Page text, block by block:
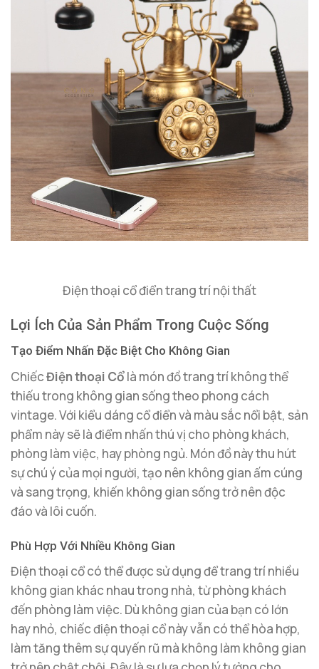
Điện thoại cổ điển trang trí nội thất
Lợi Ích Của Sản Phẩm Trong Cuộc Sống
Tạo Điểm Nhấn Đặc Biệt Cho Không Gian
ChiếcĐiện thoại Cổlà món đồ trang trí không thể
thiếu trong không gian sống theo phong cách
vintage. Với kiểu dáng cổ điển và màu sắc nổi bật, sản
phẩm này sẽ là điểm nhấn thú vị cho phòng khách,
phòng làm việc, hay phòng ngủ. Món đồ này thu hút
sự chú ý của mọi người, tạo nên không gian ấm cúng
và sang trọng, khiến không gian sống trở nên độc
đáo và lôi cuốn.
Phù Hợp Với Nhiều Không Gian
Điện thoại cổ có thể được sử dụng để trang trí nhiều
không gian khác nhau trong nhà, từ phòng khách
đến phòng làm việc. Dù không gian của bạn có lớn
hay nhỏ, chiếc điện thoại cổ này vẫn có thể hòa hợp,
làm tăng thêm sự quyến rũ mà không làm không gian